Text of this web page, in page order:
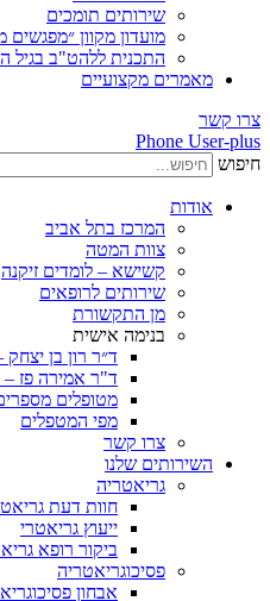
שירותים תומכים
מועדון מקוון ״מפגשים מהגיל
התכנית ללהט"ב בגיל השלישי
מקצועיים
Phone
המרכז בתל אביב
צוות המטה
קשישא – לומדים זיקנה
שירותים לרופאים
מן התקשורת
בנימה אישית
ד״ר רון בן יצחק – מנהל
ד"ר אמירה פז – מנכ"ל
מטופלים מספרים
מפי המטפלים
שלנו
גריאטריה
חוות דעת גריאטרית
ייעוץ גריאטרי
ביקור רופא גריאטר
פסיכוגריאטריה
אבחון פסיכוגריאטרי